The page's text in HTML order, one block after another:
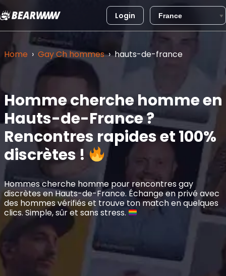
Aller
au
contenu
Login
Home › Gay Ch hommes › hauts-de-france
Homme cherche homme en
Hauts-de-France ?
Rencontres rapides et 100%
discrètes !
Hommes cherche homme pour rencontres gay
discrètes en Hauts-de-France. Échange en privé avec
des hommes vérifiés et trouve ton match en quelques
clics. Simple, sûr et sans stress.